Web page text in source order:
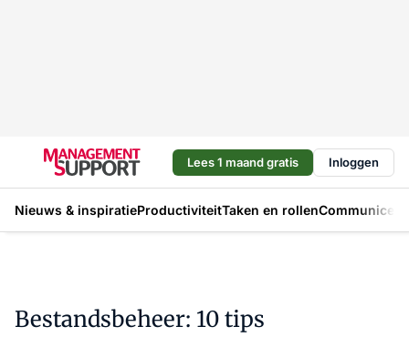
Lees 1 maand gratis Inloggen
Nieuws & inspiratieProductiviteitTaken en rollen
Bestandsbeheer: 10 tips